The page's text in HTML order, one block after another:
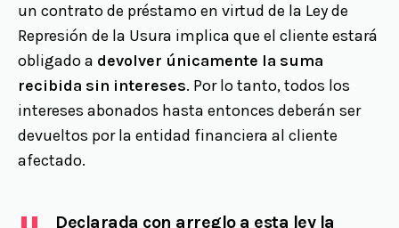
un contrato de préstamo en virtud de la Ley de
Represión de la Usura implica que el cliente estará
obligado a devolver únicamente la suma
recibida sin intereses. Por lo tanto, todos los
intereses abonados hasta entonces deberán ser
devueltos por la entidad financiera al cliente
afectado.
Declarada con arreglo a esta ley la